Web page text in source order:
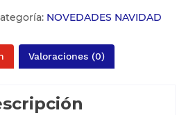
NOVEDADES NAVIDAD
Valoraciones (0)